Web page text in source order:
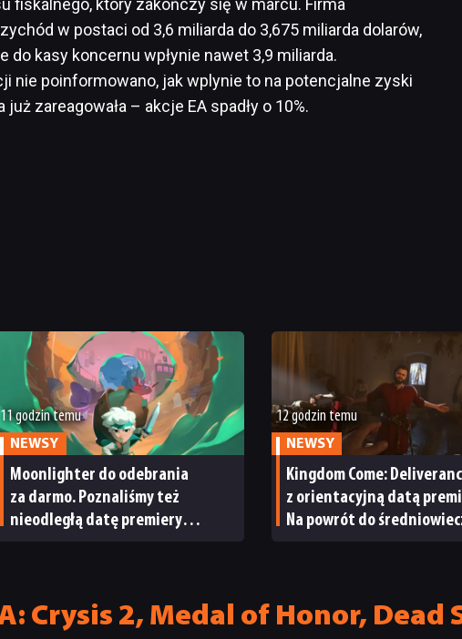
w postaci od 3,6 miliarda do 3,675 miliarda dolarów,
do kasy koncernu wpłynie nawet 3,9 miliarda.
nie poinformowano, jak wplynie to na potencjalne zyski
zareagowała – akcje EA spadły o 10%.
11 godzin temu
NEWSY
Moonlighter do odebrania
za darmo. Poznaliśmy też
nieodległą datę premiery
12 godzin temu
NEWSY
Kingdom Come:
z orientacyjną datą
Na powrót do
Crysis 2, Medal of Honor, Dead